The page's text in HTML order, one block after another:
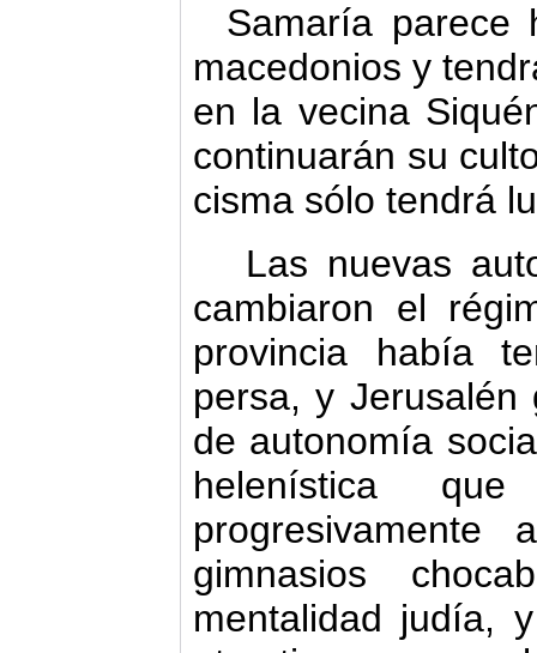
Samaría parece
macedonios y
en la vecina
continuarán su
cisma sólo tendrá
Las nuevas
cambiaron el
provincia había
persa, y
de autonomía
helenística
gimnasios
mentalidad judía,